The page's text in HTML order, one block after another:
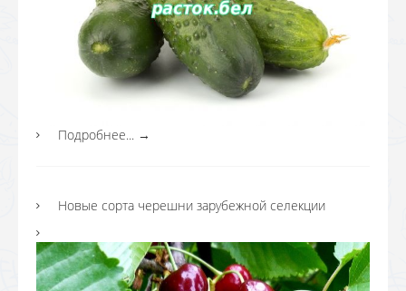
Подробнее... →
Новые сорта черешни зарубежной селекции